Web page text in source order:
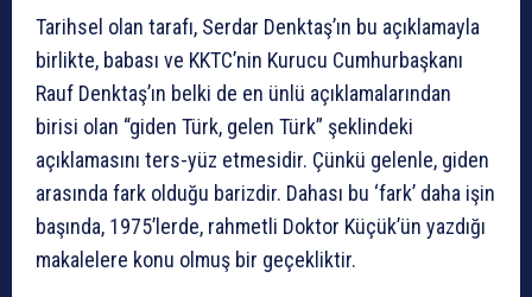
Tarihsel olan tarafı, Serdar Denktaş’ın bu açıklamayla
birlikte, babası ve KKTC’nin Kurucu Cumhurbaşkanı
Rauf Denktaş’ın belki de en ünlü açıklamalarından
birisi olan “giden Türk, gelen Türk” şeklindeki
açıklamasını ters-yüz etmesidir. Çünkü gelenle, giden
arasında fark olduğu barizdir. Dahası bu ‘fark’ daha işin
başında, 1975’lerde, rahmetli Doktor Küçük’ün yazdığı
makalelere konu olmuş bir geçekliktir.